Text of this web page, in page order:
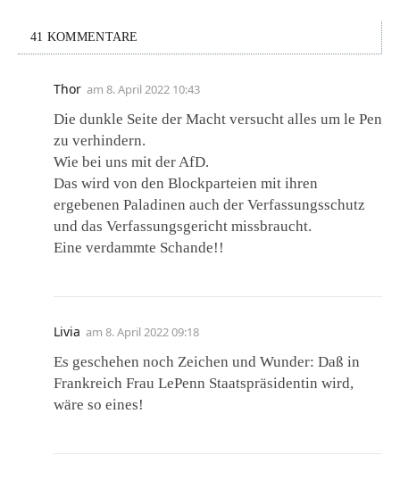
41 KOMMENTARE
Thor am 8. April 2022 10:43
Die dunkle Seite der Macht versucht alles um le Pen
zu verhindern.
Wie bei uns mit der AfD.
Das wird von den Blockparteien mit ihren
ergebenen Paladinen auch der Verfassungsschutz
und das Verfassungsgericht missbraucht.
Eine verdammte Schande!!
Livia am 8. April 2022 09:18
Es geschehen noch Zeichen und Wunder: Daß in
Frankreich Frau LePenn Staatspräsidentin wird,
wäre so eines!